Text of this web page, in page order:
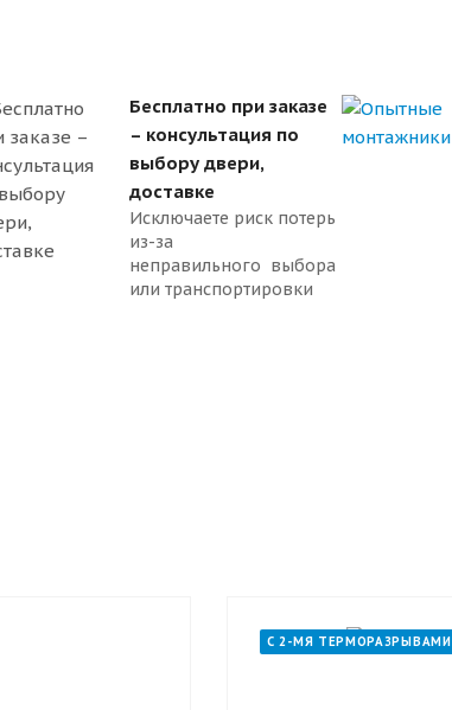
Бесплатно при заказе
– консультация по
выбору двери,
доставке
Исключаете риск потерь
из-за
неправильного выбора
или транспортировки
С 2-МЯ ТЕРМОРАЗРЫВАМИ